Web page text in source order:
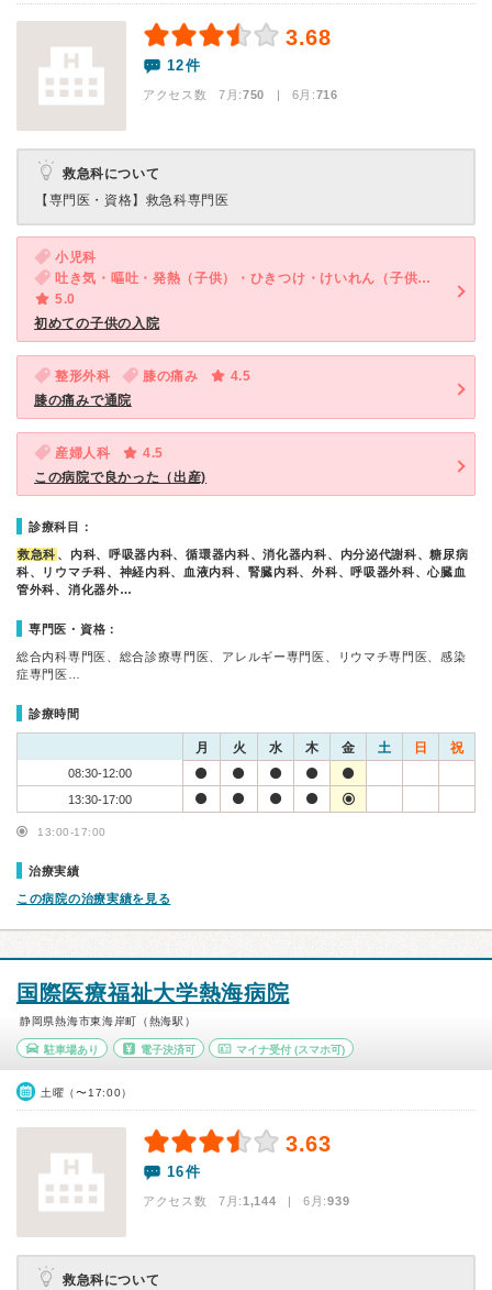
3.68
12件
アクセス数 7月:750 | 6月:716
救急科について
【専門医・資格】 救急科専門医
小児科
吐き気・嘔吐・発熱（子供）・ひきつけ・けいれん（子供）・発疹（子供）
5.0
初めての子供の入院
整形外科 膝の痛み
4.5
膝の痛みで通院
産婦人科
4.5
この病院で良かった（出産)
診療科目：
救急科 、内科、呼吸器内科、循環器内科、消化器内科、内分泌代謝科、糖尿病
科、リウマチ科、神経内科、血液内科、腎臓内科、外科、呼吸器外科、心臓血
管外科、消化器外…
専門医・資格：
総合内科専門医、総合診療専門医、アレルギー専門医、リウマチ専門医、感染
症専門医…
診療時間
月 火 水 木 金 土 日 祝
08:30-12:00
13:30-17:00
13:00-17:00
治療実績
この病院の治療実績を見る
国際医療福祉大学熱海病院
静岡県熱海市東海岸町（熱海駅）
駐車場あり 電子決済可 マイナ受付 (スマホ可)
土曜（〜17:00）
3.63
16件
アクセス数 7月:1,144 | 6月:939
救急科について